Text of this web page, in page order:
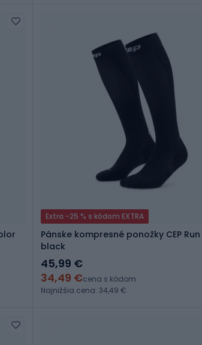
Extra -25 % s kódom EXTRA
Pánske kompresné ponožky CEP Run Tall 5.0
black
45,99 €
34,49 €cena s kódom
Najnižšia cena: 34,49 €